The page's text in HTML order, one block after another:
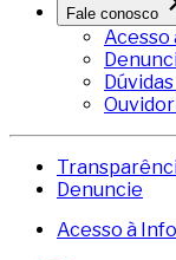
Fale conosco
Acesso
Denuncie
Acesso à